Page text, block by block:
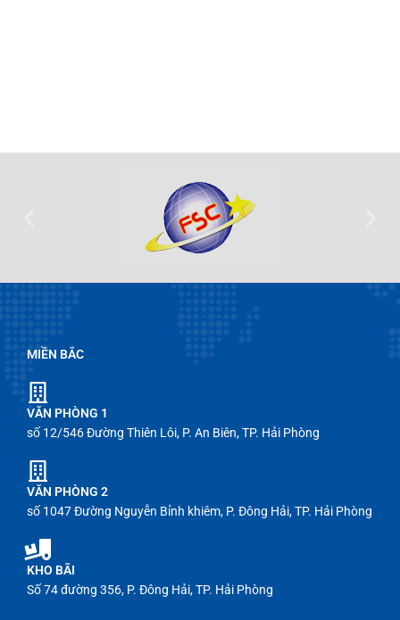
MIỀN BẮC
VĂN PHÒNG 1
số 12/546 Đường Thiên Lôi, P. An Biên, TP. Hải Phòng
VĂN PHÒNG 2
số 1047 Đường Nguyễn Bỉnh khiêm, P. Đông Hải, TP. Hải Phòng
KHO BÃI
Số 74 đường 356, P. Đông Hải, TP. Hải Phòng